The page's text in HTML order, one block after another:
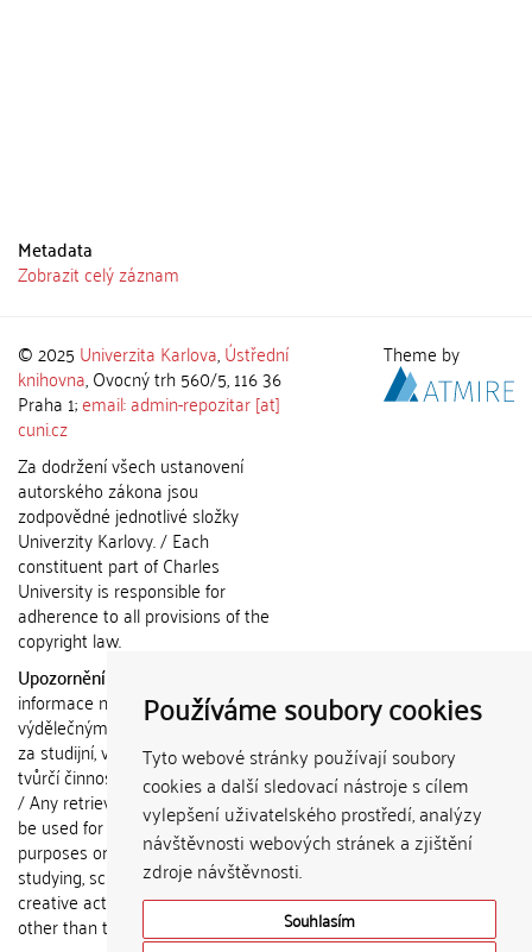
Používáme soubory cookies
Tyto webové stránky používají soubory
cookies a další sledovací nástroje s cílem
vylepšení uživatelského prostředí, analýzy
návštěvnosti webových stránek a zjištění
zdroje návštěvnosti.
Souhlasím
Metadata
Zobrazit celý záznam
© 2025 Univerzita Karlova,Ústřední
knihovna, Ovocný trh 560/5, 116 36
Praha 1;email: admin-repozitar [at]
cuni.cz
Za dodržení všech ustanovení
autorského zákona jsou
zodpovědné jednotlivé složky
Univerzity Karlovy. / Each
constituent part of Charles
University is responsible for
adherence to all provisions of the
copyright law.
Upozornění / Notice:
informace nemohou být použity k
výdělečným účelům nebo vydávány
za studijní, vědeckou nebo jinou
tvůrčí činnost jiné osoby než autora.
/ Any retrieved information shall not
be used for any commercial
purposes or claimed as results of
studying, scientific or any other
creative activities of any person
other than the author.
Theme by